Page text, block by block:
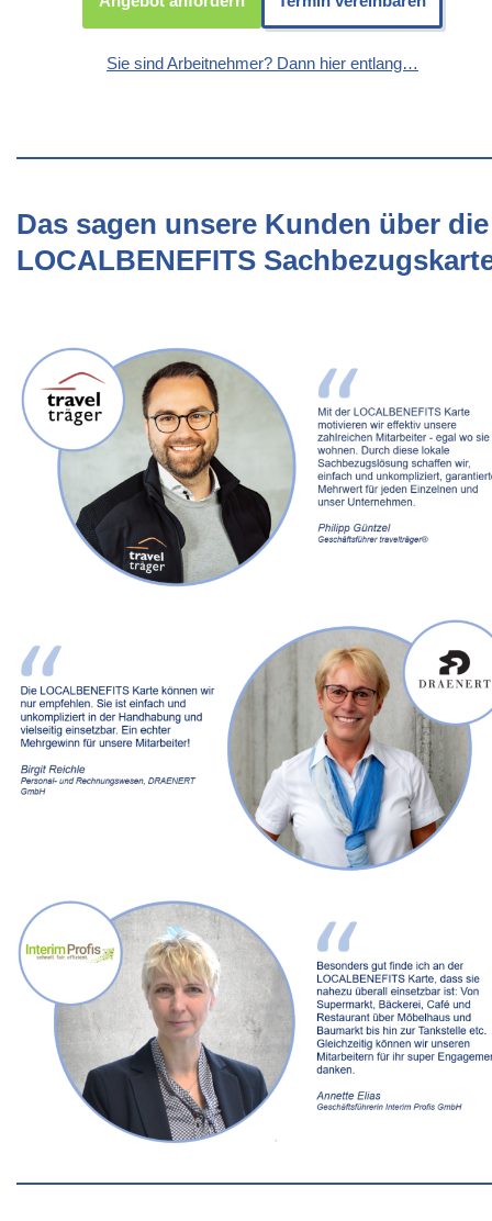
Sie sind Arbeitnehmer? Dann hier entlang…
Das sagen unsere Kunden über die
LOCALBENEFITS